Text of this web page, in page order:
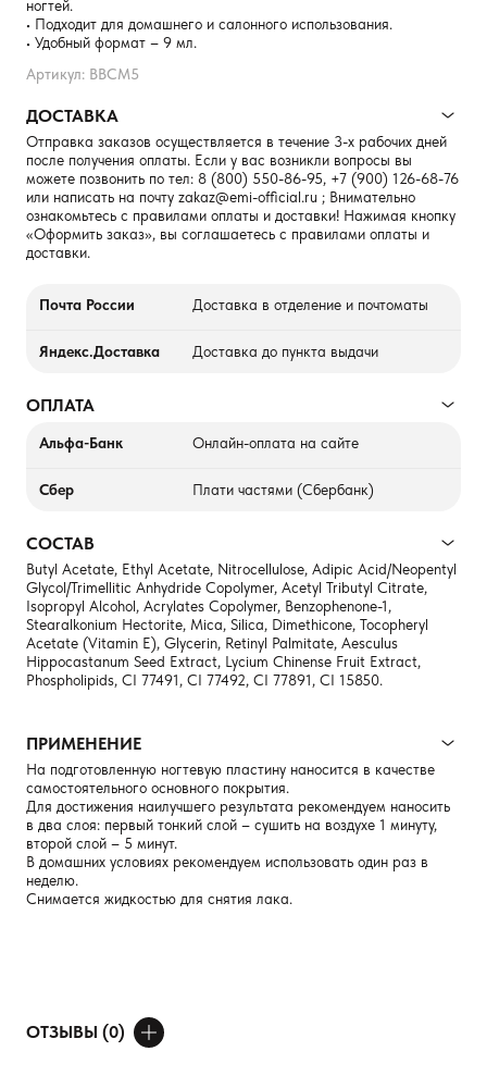
ногтей.
• Подходит для домашнего и салонного использования.
• Удобный формат – 9 мл.
Артикул: BBCM5
ДОСТАВКА
Отправка заказов осуществляется в течение 3-х рабочих дней
после получения оплаты. Если у вас возникли вопросы вы
можете позвонить по тел: 8 (800) 550-86-95, +7 (900) 126-68-76
или написать на почту zakaz@emi-official.ru ; Внимательно
ознакомьтесь с правилами оплаты и доставки! Нажимая кнопку
«Оформить заказ», вы соглашаетесь с правилами оплаты и
доставки.
Почта России Доставка в отделение и почтоматы
Яндекс.Доставка Доставка до пункта выдачи
ОПЛАТА
Альфа-Банк Онлайн-оплата на сайте
Сбер Плати частями (Сбербанк)
СОСТАВ
Butyl Acetate, Ethyl Acetate, Nitrocellulose, Adipic Acid/Neopentyl
Glycol/Trimellitic Anhydride Copolymer, Acetyl Tributyl Citrate,
Isopropyl Alcohol, Acrylates Copolymer, Benzophenone-1,
Stearalkonium Hectorite, Mica, Silica, Dimethicone, Tocopheryl
Acetate (Vitamin E), Glycerin, Retinyl Palmitate, Aesculus
Hippocastanum Seed Extract, Lycium Chinense Fruit Extract,
Phospholipids, CI 77491, CI 77492, CI 77891, CI 15850.
ПРИМЕНЕНИЕ
На подготовленную ногтевую пластину наносится в качестве
самостоятельного основного покрытия.
Для достижения наилучшего результата рекомендуем наносить
в два слоя: первый тонкий слой – сушить на воздухе 1 минуту,
второй слой – 5 минут.
В домашних условиях рекомендуем использовать один раз в
неделю.
Снимается жидкостью для снятия лака.
ОТЗЫВЫ (0)
ДОБАВИТЬ ОТЗЫВ